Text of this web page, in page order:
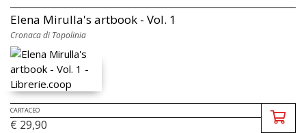
Elena Mirulla's artbook - Vol. 1
Cronaca di Topolinia
CARTACEO
€ 29,90